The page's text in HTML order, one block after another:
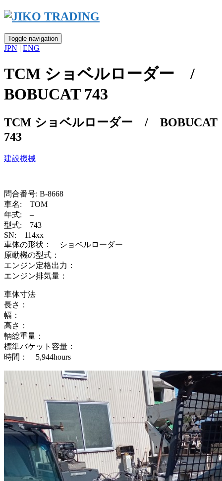
Skip
content
Toggle navigation
JPN | ENG
TCM ショベルローダー /
BOBUCAT 743
TCM ショベルローダー / BOBUCAT
743
建設機械
問合番号: B-8668
車名: TOM
年式: –
型式: 743
SN: 114xx
車体の形状： ショベルローダー
原動機の型式：
エンジン定格出力：
エンジン排気量：
車体寸法
長さ：
幅：
高さ：
輌総重量：
標準バケット容量：
時間： 5,944hours